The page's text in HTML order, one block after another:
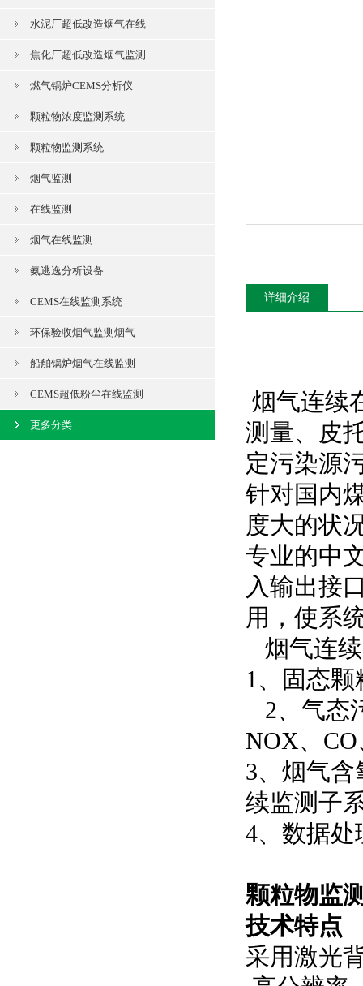
水泥厂超低改造烟气在线
焦化厂超低改造烟气监测
燃气锅炉CEMS分析仪
颗粒物浓度监测系统
颗粒物监测系统
烟气监测
在线监测
烟气在线监测
氨逃逸分析设备
CEMS在线监测系统
环保验收烟气监测烟气
船舶锅炉烟气在线监测
CEMS超低粉尘在线监测
更多分类
详细介绍
烟气连续
测量、皮
定污染源
针对国内
度大的状
专业的中
入输出接
用，使系
烟气连
1、固态
2、气态
NOX、
3、烟气
续监测子
4、数据
颗粒物监
技术特点
采用激光